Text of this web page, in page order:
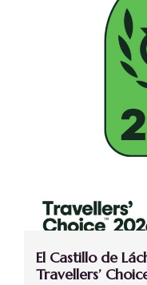
El Castillo de
Travellers’